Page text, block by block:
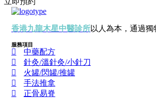
香港九龍木星中醫診所以人為本，通過
服務項目
中藥配方
針灸/溫針灸/小針刀
火罐/閃罐/推罐
手法推拿
正骨易脊